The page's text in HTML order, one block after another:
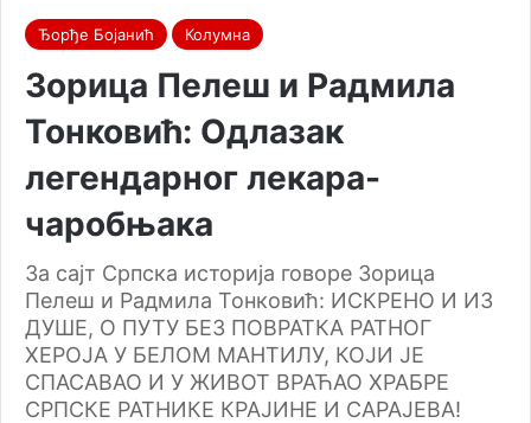
Ђорђе Бојанић Колумна
Зорица Пелеш и Радмила
Тонковић: Одлазак
легендарног лекара-
чаробњака
За сајт Српска историја говоре Зорица
Пелеш и Радмила Тонковић: ИСКРЕНО И ИЗ
ДУШЕ, О ПУТУ БЕЗ ПОВРАТКА РАТНOГ
ХЕРОЈА У БЕЛОМ МАНТИЛУ, КОЈИ ЈЕ
СПАСАВАО И У ЖИВОТ ВРАЋАО ХРАБРЕ
СРПСКЕ РАТНИКЕ КРАЈИНЕ И САРАЈЕВА!